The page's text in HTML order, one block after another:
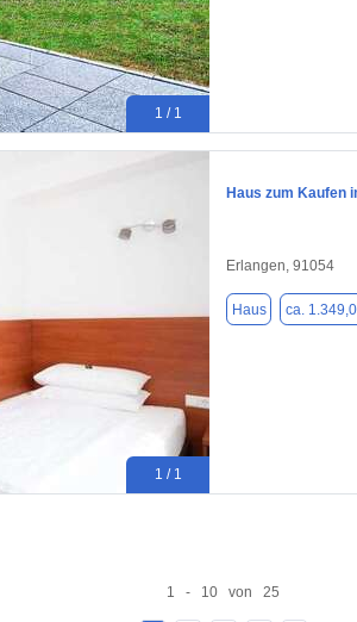
1 / 1
1 / 1
Haus zum Kaufen
Erlangen, 91054
Haus ca.
1 - 10 von 25